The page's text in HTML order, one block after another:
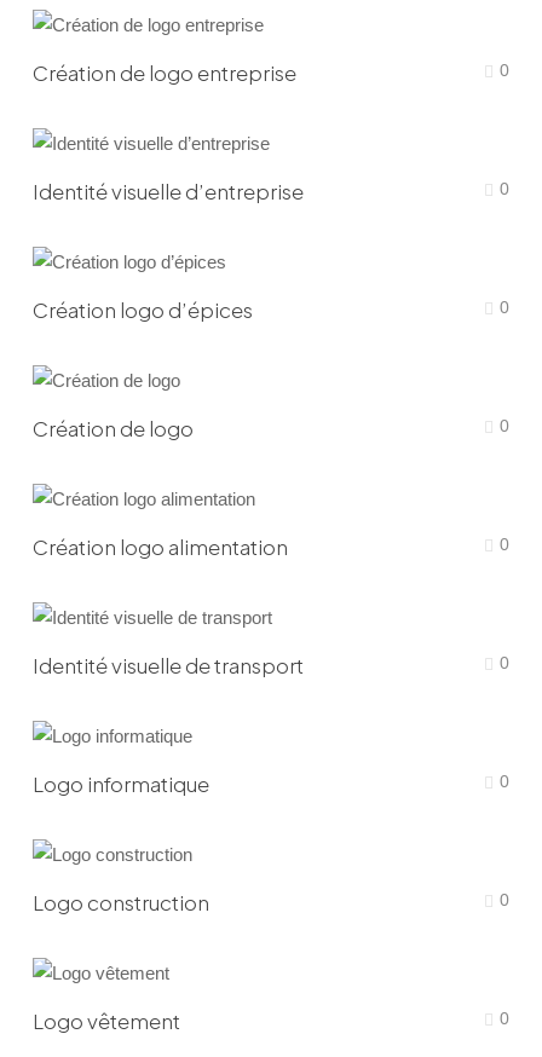
Création de logo entreprise 0
Identité visuelle d’entreprise 0
Création logo d’épices 0
Création de logo 0
Création logo alimentation 0
Identité visuelle de transport 0
Logo informatique 0
Logo construction 0
Logo vêtement 0